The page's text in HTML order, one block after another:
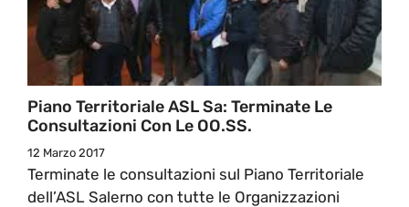
Piano Territoriale ASL Sa: Terminate Le
Consultazioni Con Le OO.SS.
12 Marzo 2017
Terminate le consultazioni sul Piano Territoriale
dell’ASL Salerno con tutte le Organizzazioni